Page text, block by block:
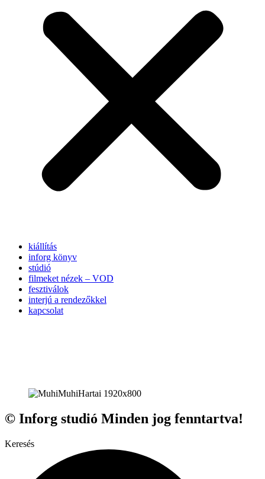
kiállítás
inforg könyv
stúdió
filmeket nézek – VOD
fesztiválok
interjú a rendezőkkel
kapcsolat
© Inforg studió Minden jog fenntartva!
Keresés